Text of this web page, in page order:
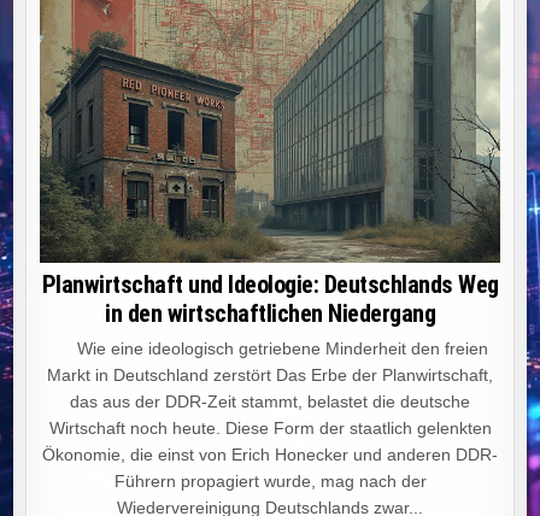
Planwirtschaft und Ideologie: Deutschlands Weg
in den wirtschaftlichen Niedergang
Wie eine ideologisch getriebene Minderheit den freien
Markt in Deutschland zerstört Das Erbe der Planwirtschaft,
das aus der DDR-Zeit stammt, belastet die deutsche
Wirtschaft noch heute. Diese Form der staatlich gelenkten
Ökonomie, die einst von Erich Honecker und anderen DDR-
Führern propagiert wurde, mag nach der
Wiedervereinigung Deutschlands zwar...